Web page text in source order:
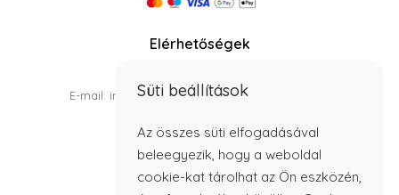
Elérhetőségek
E-mail: info@webshopdemo.weblap.billingo.hu
Süti beállítások
Az összes süti elfogadásával
beleegyezik, hogy a weboldal
cookie-kat tárolhat az Ön eszközén,